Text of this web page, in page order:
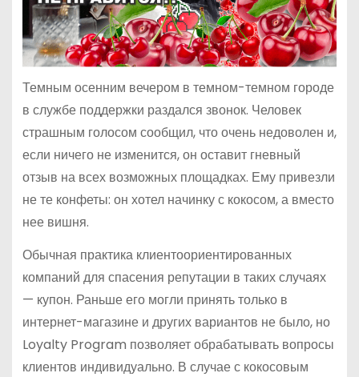
Темным осенним вечером в темном-темном городе
в службе поддержки раздался звонок. Человек
страшным голосом сообщил, что очень недоволен и,
если ничего не изменится, он оставит гневный
отзыв на всех возможных площадках. Ему привезли
не те конфеты: он хотел начинку с кокосом, а вместо
нее вишня.
Обычная практика клиентоориентированных
компаний для спасения репутации в таких случаях
— купон. Раньше его могли принять только в
интернет-магазине и других вариантов не было, но
Loyalty Program позволяет обрабатывать вопросы
клиентов индивидуально. В случае с кокосовым